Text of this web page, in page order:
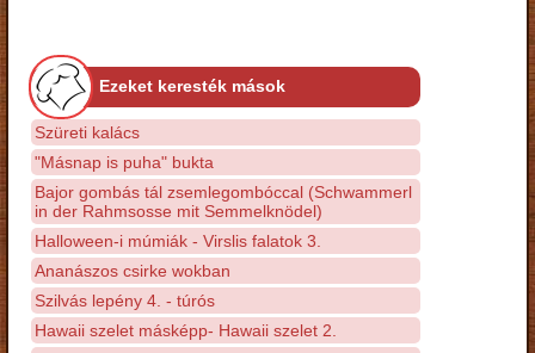
Ezeket keresték mások
Szüreti kalács
"Másnap is puha" bukta
Bajor gombás tál zsemlegombóccal (Schwammerl
in der Rahmsosse mit Semmelknödel)
Halloween-i múmiák - Virslis falatok 3.
Ananászos csirke wokban
Szilvás lepény 4. - túrós
Hawaii szelet másképp- Hawaii szelet 2.